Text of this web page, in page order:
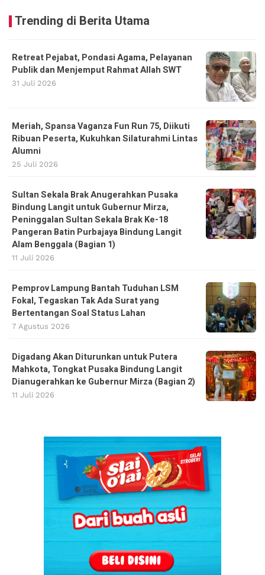
Trending di Berita Utama
Retreat Pejabat, Pondasi Agama, Pelayanan
Publik dan Menjemput Rahmat Allah SWT
31 Juli 2026
Meriah, Spansa Vaganza Fun Run 75, Diikuti
Ribuan Peserta, Kukuhkan Silaturahmi Lintas
Alumni
25 Juli 2026
Sultan Sekala Brak Anugerahkan Pusaka
Bindung Langit untuk Gubernur Mirza,
Peninggalan Sultan Sekala Brak Ke-18
Pangeran Batin Purbajaya Bindung Langit
Alam Benggala (Bagian 1)
11 Juli 2026
Pemprov Lampung Bantah Tuduhan LSM
Fokal, Tegaskan Tak Ada Surat yang
Bertentangan Soal Status Lahan
7 Agustus 2026
Digadang Akan Diturunkan untuk Putera
Mahkota, Tongkat Pusaka Bindung Langit
Dianugerahkan ke Gubernur Mirza (Bagian 2)
11 Juli 2026